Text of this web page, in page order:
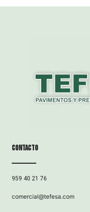
Contacto
959 40 21 76
comercial@tefesa.com